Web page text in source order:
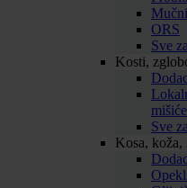
ORS
Sve
Kosti,
mišiće
Sve
Kosa, koža,